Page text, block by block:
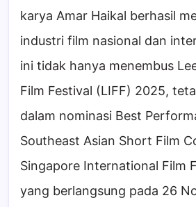
karya Amar Haikal berhasil
industri film nasional dan
ini tidak hanya menembus
Film Festival (LIFF) 2025,
dalam nominasi Best
Southeast Asian Short Film
Singapore International Film
yang berlangsung pada 26